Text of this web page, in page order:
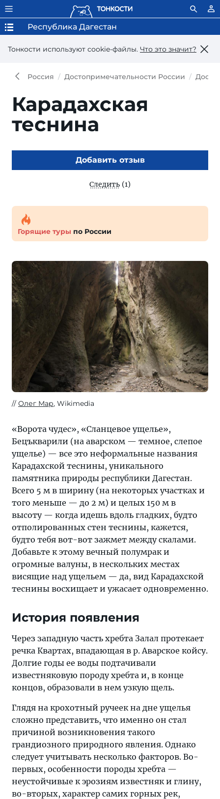
Тонкости используют сookie-файлы. Что это значит?
Республика Дагестан
Россия Достопримечательности России
Карадахская
теснина
Добавить отзыв
Следить (1)
Горящие туры по России
Олег Мар, Wikimedia
«Ворота чудес», «Сланцевое ущелье»,
Бецъкварили (на аварском — темное, слепое
ущелье) — все это неформальные названия
Карадахской теснины, уникального
памятника природы республики Дагестан.
Всего 5 м в ширину (на некоторых участках и
того меньше — до 2 м) и целых 150 м в
высоту — когда идешь вдоль гладких, будто
отполированных стен теснины, кажется,
будто тебя вот-вот зажмет между скалами.
Добавьте к этому вечный полумрак и
огромные валуны, в нескольких местах
висящие над ущельем — да, вид Карадахской
теснины восхищает и ужасает одновременно.
История появления
Через западную часть хребта Залал протекает
речка Квартах, впадающая в р. Аварское койсу.
Долгие годы ее воды подтачивали
известняковую породу хребта и, в конце
концов, образовали в нем узкую щель.
Глядя на крохотный ручеек на дне ущелья
сложно представить, что именно он стал
причиной возникновения такого
грандиозного природного явления. Однако
следует учитывать несколько факторов. Во-
первых, особенности породы хребта —
неустойчивые к эрозиям известняк и глину,
во-вторых, характер самих горных рек,